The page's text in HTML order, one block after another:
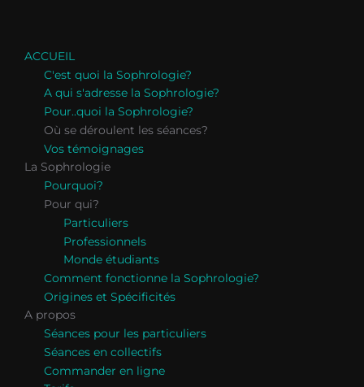
ACCUEIL
C'est quoi la Sophrologie?
A qui s'adresse la Sophrologie?
Pour..quoi la Sophrologie?
Où se déroulent les séances?
Vos témoignages
La Sophrologie
Pourquoi?
Pour qui?
Particuliers
Professionnels
Monde étudiants
Comment fonctionne la Sophrologie?
Origines et Spécificités
A propos
Séances pour les particuliers
Séances en collectifs
Commander en ligne